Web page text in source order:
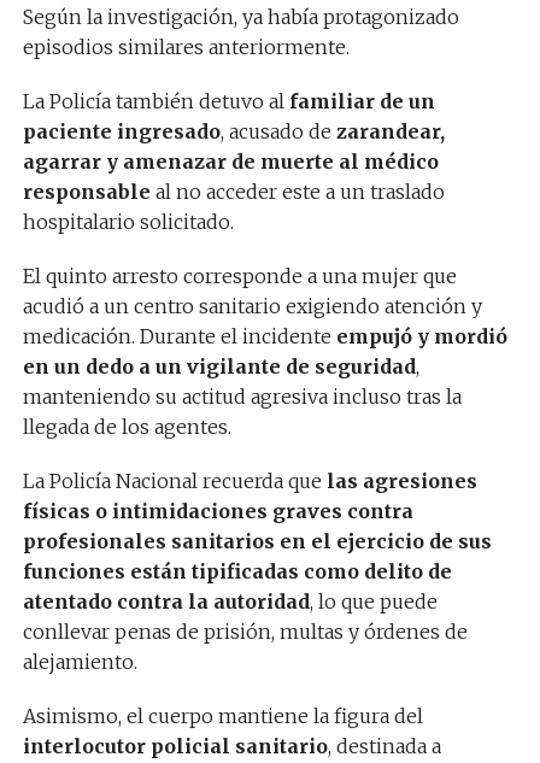
Según la investigación, ya había protagonizado
episodios similares anteriormente.
La Policía también detuvo al familiar de un
paciente ingresado, acusado de zarandear,
agarrar y amenazar de muerte al médico
responsable al no acceder este a un traslado
hospitalario solicitado.
El quinto arresto corresponde a una mujer que
acudió a un centro sanitario exigiendo atención y
medicación. Durante el incidente empujó y mordió
en un dedo a un vigilante de seguridad,
manteniendo su actitud agresiva incluso tras la
llegada de los agentes.
La Policía Nacional recuerda que las agresiones
físicas o intimidaciones graves contra
profesionales sanitarios en el ejercicio de sus
funciones están tipificadas como delito de
atentado contra la autoridad, lo que puede
conllevar penas de prisión, multas y órdenes de
alejamiento.
Asimismo, el cuerpo mantiene la figura del
interlocutor policial sanitario, destinada a